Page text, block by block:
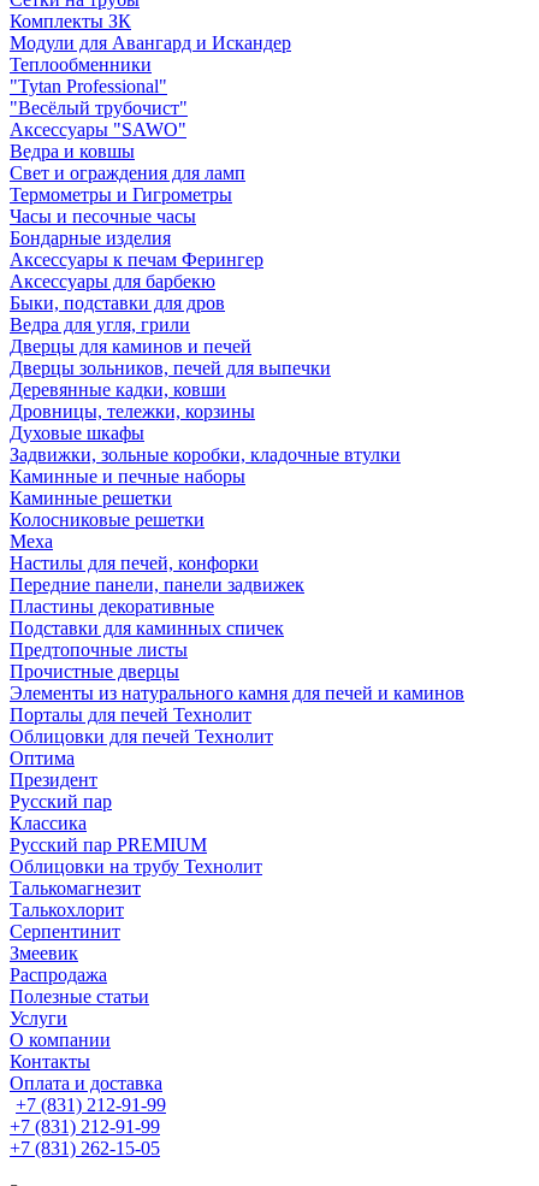
Комплекты ЗК
Модули для Авангард и Искандер
Теплообменники
"Tytan Professional"
"Весёлый трубочист"
Аксессуары "SAWO"
Ведра и ковшы
Свет и ограждения для ламп
Термометры и Гигрометры
Часы и песочные часы
Бондарные изделия
Аксессуары к печам Ферингер
Аксессуары для барбекю
Быки, подставки для дров
Ведра для угля, грили
Дверцы для каминов и печей
Дверцы зольников, печей для выпечки
Деревянные кадки, ковши
Дровницы, тележки, корзины
Духовые шкафы
Задвижки, зольные коробки, кладочные втулки
Каминные и печные наборы
Каминные решетки
Колосниковые решетки
Меха
Настилы для печей, конфорки
Передние панели, панели задвижек
Пластины декоративные
Подставки для каминных спичек
Предтопочные листы
Прочистные дверцы
Элементы из натурального камня для печей и каминов
Порталы для печей Технолит
Облицовки для печей Технолит
Оптима
Президент
Русский пар
Классика
Русский пар PREMIUM
Облицовки на трубу Технолит
Талькомагнезит
Талькохлорит
Серпентинит
Змеевик
Распродажа
Полезные статьи
Услуги
О компании
Контакты
Оплата и доставка
+7 (831) 212-91-99
+7 (831) 212-91-99
+7 (831) 262-15-05